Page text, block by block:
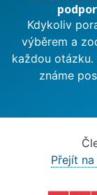
Kdykoliv
výběrem a
každou
známe
Přejít